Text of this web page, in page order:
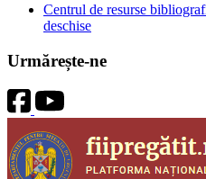
Centrul de resurse
deschise
Urmărește-ne